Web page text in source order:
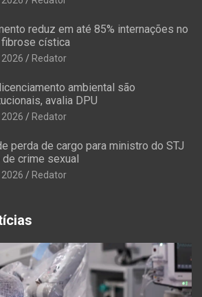
reduz em até 85% internações no
fibrose cística
Redator
ambiental são
avalia DPU
Redator
perda de cargo para ministro do STJ
de crime sexual
Redator